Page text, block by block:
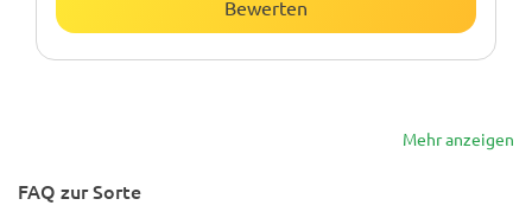
Bewerten
Mehr anzeigen
FAQ zur Sorte